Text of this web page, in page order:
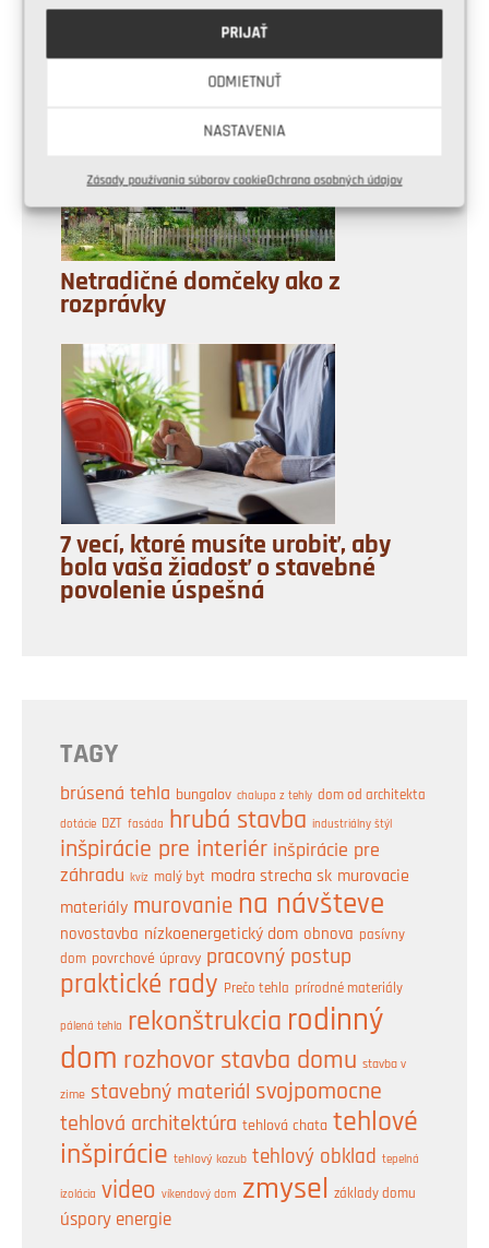
PRIJAŤ
ODMIETNUŤ
NASTAVENIA
Zásady používania súborov cookieOchrana osobných údajov
Rekonštrukcia bytu za dva týždne
Netradičné domčeky ako z
rozprávky
7 vecí, ktoré musíte urobiť, aby
bola vaša žiadosť o stavebné
povolenie úspešná
TAGY
brúsená tehla bungalov chalupa z tehly dom od architekta
dotácie DZT fasáda hrubá stavba industriálny štýl
inšpirácie pre interiér inšpirácie pre
záhradu
kvíz malý byt modra strecha sk murovacie
materiály murovanie na návšteve
novostavba nízkoenergetický dom obnova pasívny
dom povrchové úpravy pracovný postup
praktické rady Prečo tehla prírodné materiály
pálená tehla rekonštrukcia rodinný
dom rozhovor stavba domu stavba v
zime stavebný materiál svojpomocne
tehlová architektúra tehlová chata tehlové
inšpirácie tehlový kozub tehlový obklad tepelná
izolácia video víkendový dom zmysel základy domu
úspory energie